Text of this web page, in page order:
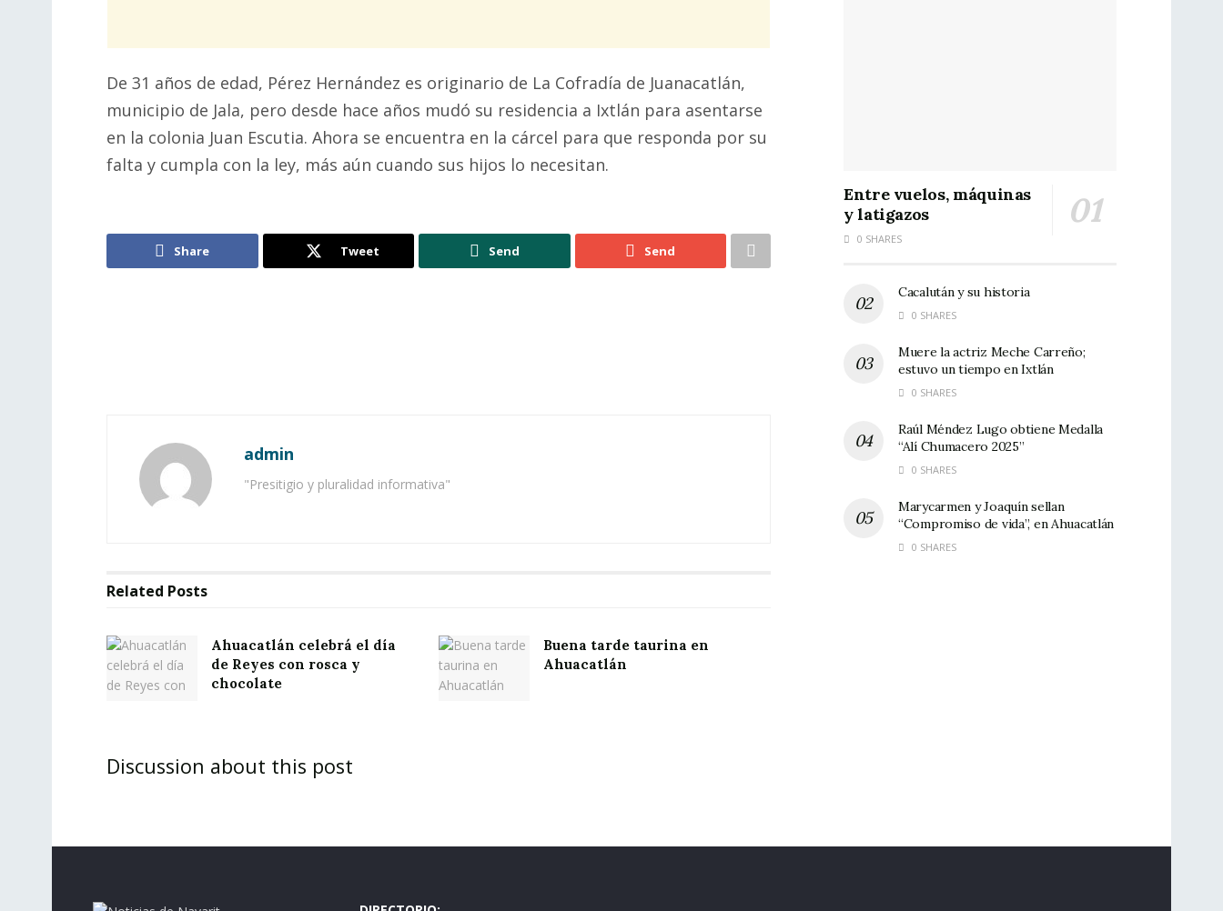
De 31 años de edad, Pérez Hernández es originario de La Cofradía de Juanacatlán,
municipio de Jala, pero desde hace años mudó su residencia a Ixtlán para asentarse
en la colonia Juan Escutia. Ahora se encuentra en la cárcel para que responda por su
falta y cumpla con la ley, más aún cuando sus hijos lo necesitan.
Share Tweet Send Send
admin
"Presitigio y pluralidad informativa"
Related Posts
Ahuacatlán celebrá el día
de Reyes con rosca y
chocolate
Buena tarde taurina en
Ahuacatlán
Discussion about this post
Entre vuelos, máquinas
y latigazos
0 SHARES
Cacalután y su historia
0 SHARES
Muere la actriz Meche Carreño;
estuvo un tiempo en Ixtlán
0 SHARES
Raúl Méndez Lugo obtiene Medalla
“Alí Chumacero 2025”
0 SHARES
Marycarmen y Joaquín sellan
“Compromiso de vida”, en Ahuacatlán
0 SHARES